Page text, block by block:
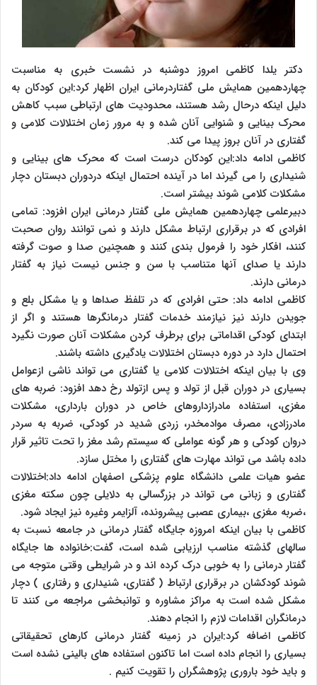
دکتر یلدا کاظمی امروز دوشنبه در نشست خبری به مناسبت
چهاردهمین همایش ملی گفتاردرمانی ایران اظهار کرد:این کودکان به
دلیل اینکه درحال رشد هستند، محدودیت های ارتباطی سبب کاهش
محرک بینایی و شنوایی آنان شده و به مرور زمان اختلالات کلامی و
گفتاری در آنان بروز پیدا می کند.
کاظمی ادامه داد:این کودکان درست است که محرک های بینایی و
شنیداری را می گیرند اما در آینده احتمال اینکه دردوران دبستان دچار
مشکلات کلامی شوند بیشتر است.
دبیرعلمی چهاردهمین همایش ملی گفتار درمانی ایران افزود: تمامی
افرادی که در برقراری ارتباط مشکل دارند و نمی توانند روان صحبت
کنند، افکار خود را فرمول بندی کنند و همچنین صدا و صوت گرفته
دارند یا صدای آنها متناسب با سن و جنس نیست نیاز به گفتار
درمانی دارند.
کاظمی ادامه داد: حتی افرادی که در تلفظ صداها و یا مشکل بلع و
جویدن دارند نیز نیازمند خدمات گفتار درمانگرها هستند و اگر از
ابتدای کودکی اقداماتی برای برطرف کردن مشکلات آنان صورت نگیرد
احتمال دارد در دوره دبستان اختلالات یادگیری داشته باشند.
وی با بیان اینکه اختلالات کلامی یا گفتاری می تواند ناشی ازعوامل
بسیاری در دوران قبل از تولد و پس ازتولد رخ دهد افزود: ضربه های
مغزی، استفاده مادرازداروهای خاص در دوران بارداری، مشکلات
مادرزادی، مصرف موادمخدر، زردی شدید در کودکی، ضربه به سردر
دروان کودکی و هر گونه عواملی که سیستم رشد مغز را تحت تاثیر قرار
داده باشد می تواند مهارت های گفتاری را مختل سازد.
عضو هیات علمی دانشگاه علوم پزشکی اصفهان ادامه داد:اختلالات
گفتاری و زبانی می تواند در بزرگسالی به دلایلی چون سکته مغزی
،ضربه مغزی ،بیماری عصبی پیشرونده، آلزایمر وغیره نیز ایجاد شود.
کاظمی با بیان اینکه امروزه جایگاه گفتار درمانی در جامعه نسبت به
سالهای گذشته مناسب ارزیابی شده است، گفت:خانواده ها جایگاه
گفتار درمانی را به خوبی درک کرده اند و در شرایطی وقتی متوجه می
شوند کودکشان در برقراری ارتباط ( گفتاری، شنیداری و رفتاری ) دچار
مشکل شده است به مراکز مشاوره و توانبخشی مراجعه می کنند تا
درمانگران اقدامات لازم را انجام دهند.
کاظمی اضافه کرد:ایران در زمینه گفتار درمانی کارهای تحقیقاتی
بسیاری را انجام داده است اما تاکنون استفاده های بالینی نشده است
و باید خود باروری پژوهشگران را تقویت کنیم .